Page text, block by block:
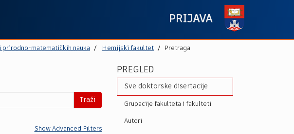
PRIJAVA
prirodno-matematičkih nauka Hemijski fakultet Pretraga
Traži
Show Advanced Filters
PREGLED
Sve doktorske disertacije
Grupacije fakulteta i fakulteti
Autori